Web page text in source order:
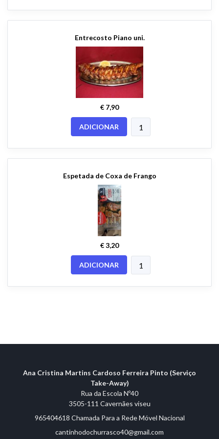
Entrecosto Piano uni.
€ 7,90
ADICIONAR
Espetada de Coxa de Frango
€ 3,20
ADICIONAR
Ana Cristina Martins Cardoso Ferreira Pinto (Serviço
Take-Away)
Rua da Escola Nº40
3505-111 Cavernães viseu
965404618 Chamada Para a Rede Móvel Nacional
cantinhodochurrasco40@gmail.com